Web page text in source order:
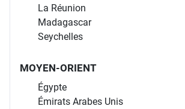
La Réunion
Madagascar
Seychelles
MOYEN-ORIENT
Égypte
Émirats Arabes Unis